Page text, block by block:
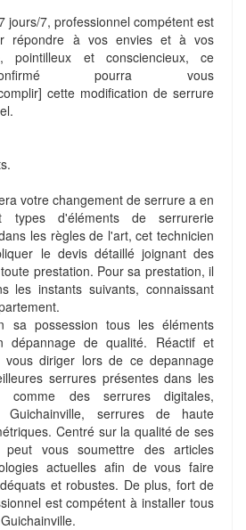
jours/7, professionnel compétent est
répondre à vos envies et à vos
pointilleux et consciencieux, ce
pourra vous
cette modification de serrure
votre changement de serrure a en
types d'éléments de serrurerie
les règles de l'art, cet technicien
le devis détaillé joignant des
prestation. Pour sa prestation, il
les instants suivants, connaissant
possession tous les éléments
dépannage de qualité. Réactif et
vous diriger lors de ce depannage
serrures présentes dans les
comme des serrures digitales,
Guichainville, serrures de haute
Centré sur la qualité de ses
vous soumettre des articles
actuelles afin de vous faire
et robustes. De plus, fort de
est compétent à installer tous